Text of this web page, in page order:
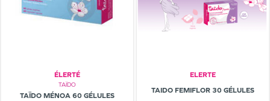
ÉLERTÉ
TAÏDO
TAÏDO MÉNOA 60 GÉLULES
ELERTE
TAIDO FEMIFLOR 30 GÉLULES